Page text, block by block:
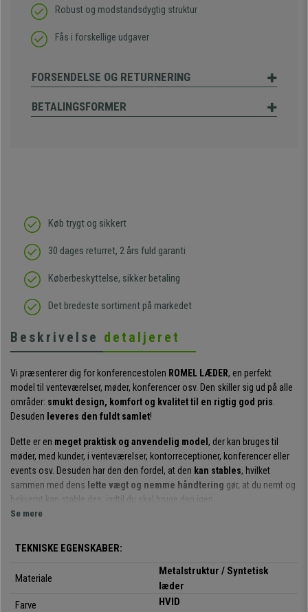
Robust og modstandsdygtig struktur
Fås i forskellige udgaver
FORSENDELSE OG RETURNERING
BETALINGSFORMER
Køb trygt og sikkert
30 dages returret, 2 års fuld garanti
Køberbeskyttelse, sikker betaling
Det bredeste sortiment på markedet
Beskrivelse detaljeret
Vi præsenterer dig for konferencestolen ROMEL LÆDER, en perfekt
model til venteværelser, møder, konferencer osv. Den skiller sig ud på alle
områder: smukt design, komfort og kvalitet til en rigtig god pris
Desuden leveres den fuldt samlet!
Dette er en meget praktisk og anvendelig model , der kan bruges til
møder, med kunder, i venteværelser, kontorreceptioner, konferencer eller
events osv. Desuden har den den fordel, at den kan stables, hvilket
sammen med dens lette vægt og nemme håndtering gør, at du nemt og
bekvemt kan stable den, indtil du skal bruge den igen.
måde sikrer du, at dine gæster eller kunder kan sidde behageligt i timevis.
Den skiller sig også ud ved de
, som denne model er
stabilitet. Sædet og ryglænet er
betrukket med syntetisk læder af høj
Se mere
TEKNISKE EGENSKABER:
Materiale
Metalstruktur / Syntetisk
læder
Farve
HVID